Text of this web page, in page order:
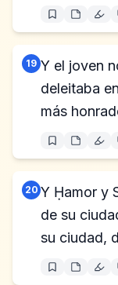
19 Y el joven
deleitaba
más
20 Y Ḥamor y
de su
su ciudad,